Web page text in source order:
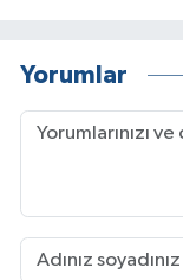
Yorumlar